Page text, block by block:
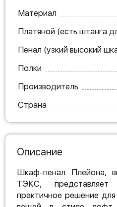
Материал
Платяной (есть штанга
Пенал (узкий высокий
Полки
Производитель
Страна
Описание
Шкаф-пенал Плейона,
ТЭКС,
практичное решение